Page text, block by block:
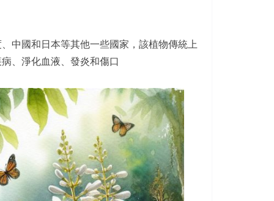
中國和日本等其他一些國家，該植物傳統上
、淨化血液、發炎和傷口